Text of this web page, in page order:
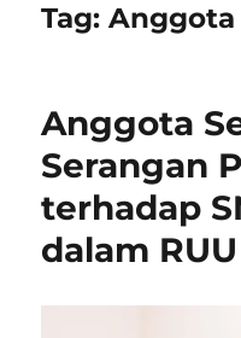
Tag:Anggota
Anggota
Serangan
terhadap
dalam